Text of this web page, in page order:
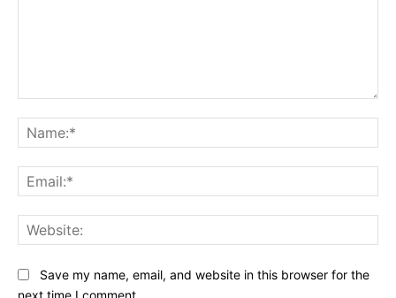
Save my name, email, and website in this browser for the
next time I comment.